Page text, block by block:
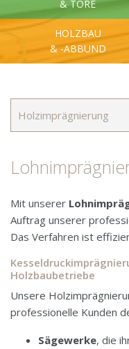
& TORE
HOLZBAU
& -ABBUND
Holzimprägnierung
Teeröl - Kreosot
Mit unserer
Auftrag unserer
Das Verfahren ist
Holzbaubetriebe
Unsere
professionelle Kunden
Sägewerke, die